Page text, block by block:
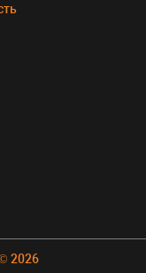
2026